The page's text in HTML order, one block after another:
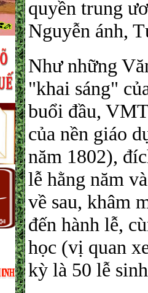
quyền trung
Nguyễn ánh,
Như những
"khai sáng"
buổi đầu,
của nền giáo
năm 1802),
lễ hằng năm
về sau, khâm
đến hành lễ,
học (vị quan
kỳ là 50 lễ